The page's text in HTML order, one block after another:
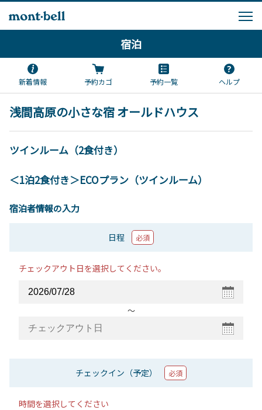
宿泊
新着情報 予約カゴ 予約一覧 ヘルプ
浅間高原の小さな宿 オールドハウス
ツインルーム（2食付き）
＜1泊2食付き＞ECOプラン（ツインルーム）
宿泊者情報の入力
日程 必須
チェックアウト日を選択してください。
〜
チェックイン（予定） 必須
時間を選択してください